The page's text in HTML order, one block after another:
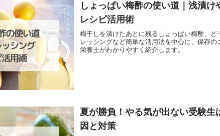
しょっぱい梅酢の使い道｜浅漬け
レシピ活用術
梅干しを漬けたあとに残るしょっぱい梅酢、ど
レッシングなど簡単な活用法を中心に、保存
栄養士がわかりやすく紹介します。
夏が勝負！やる気が出ない受験生
因と対策